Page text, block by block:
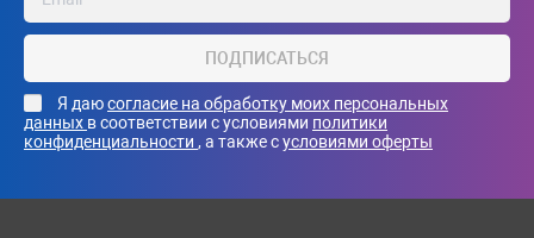
ПОДПИСАТЬСЯ
Я даюсогласие на обработку моих персональных
данных в соответствии с условиями политики
конфиденциальности , а также сусловиями оферты